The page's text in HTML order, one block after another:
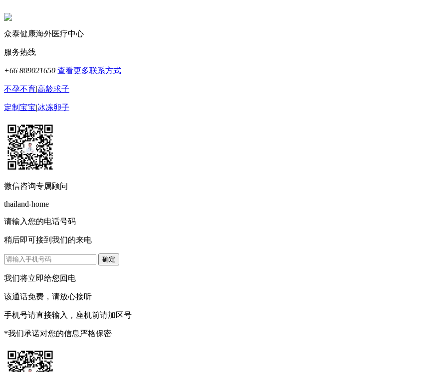
众泰健康海外医疗中心
服务热线
+66 809021650 查看更多联系方式
不孕不育|高龄求子
定制宝宝|冰冻卵子
微信咨询专属顾问
thailand-home
请输入您的电话号码
稍后即可接到我们的来电
我们将立即给您回电
该通话免费，请放心接听
手机号请直接输入，座机前请加区号
*我们承诺对您的信息严格保密